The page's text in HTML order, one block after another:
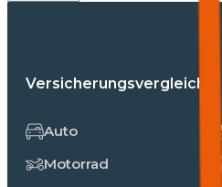
Versicherungsvergleiche
Auto
Motorrad